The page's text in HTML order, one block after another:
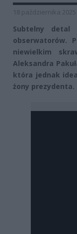
18 października 2025
Subtelny detal
obserwatorów.
niewielkim
Aleksandra
która jednak
żony prezydenta.